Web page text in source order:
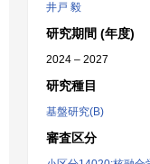
井戸 毅
研究期間 (年度)
2024 – 2027
研究種目
基盤研究(B)
審査区分